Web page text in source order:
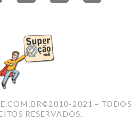
2021 – TODOS
RESERVADOS.